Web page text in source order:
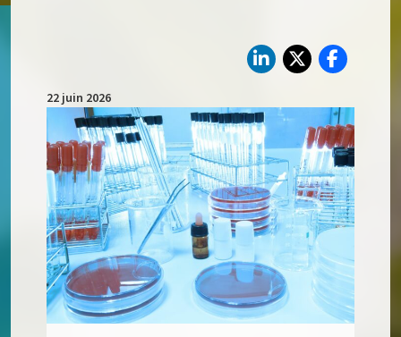
22 juin 2026